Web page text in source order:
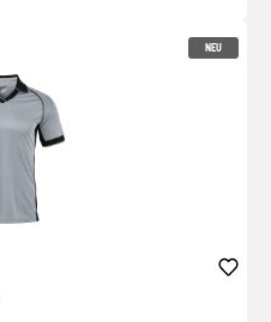
NEU